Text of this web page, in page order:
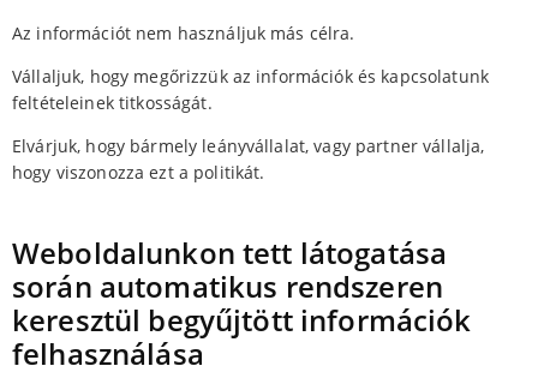
Az információt nem használjuk más célra.
Vállaljuk, hogy megőrizzük az információk és kapcsolatunk
feltételeinek titkosságát.
Elvárjuk, hogy bármely leányvállalat, vagy partner vállalja,
hogy viszonozza ezt a politikát.
Weboldalunkon tett látogatása
során automatikus rendszeren
keresztül begyűjtött információk
felhasználása